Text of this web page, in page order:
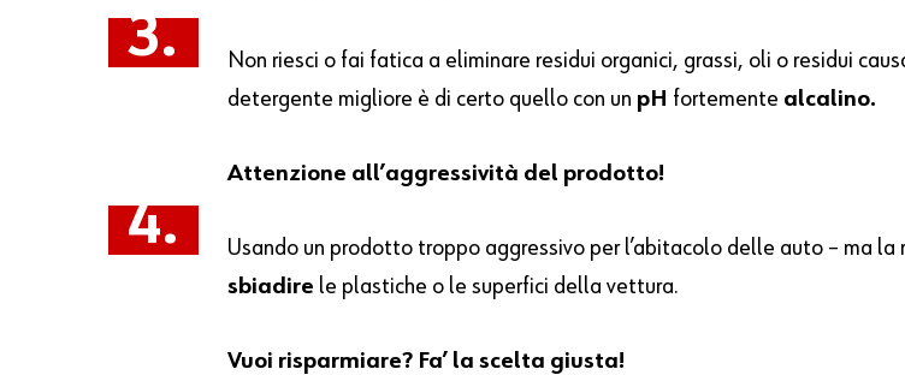
3.
Non riesci o fai fatica a eliminare residui organici, grassi, oli o residui
detergente migliore è di certo quello con un pH fortemente alcalino.
4.
Attenzione all’aggressività del prodotto!
Usando un prodotto troppo aggressivo per l’abitacolo delle auto – ma
sbiadire le plastiche o le superfici della vettura.
Vuoi risparmiare? Fa’ la scelta giusta!